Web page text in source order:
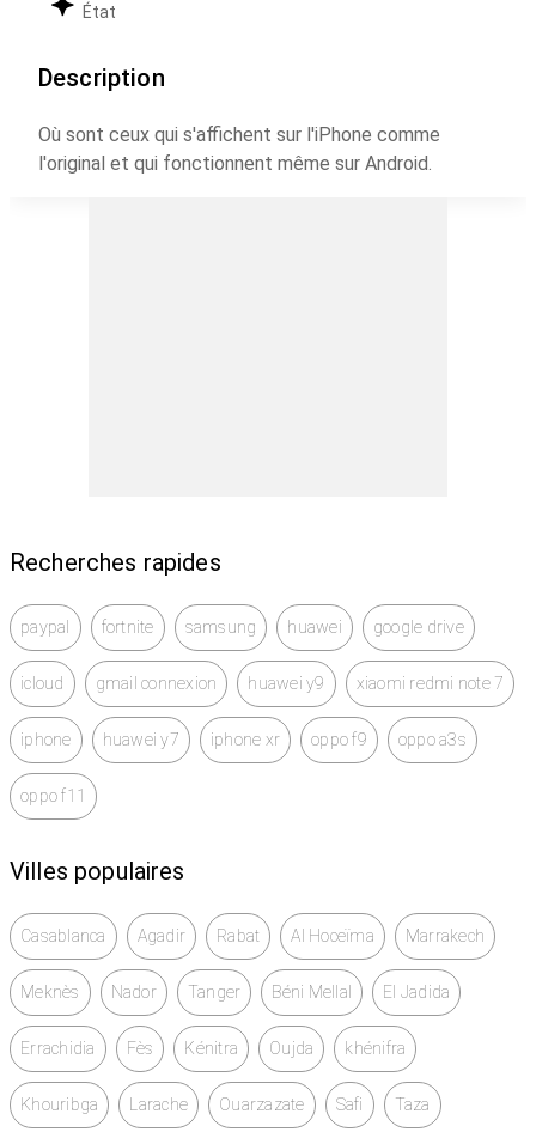
État
Description
Où sont ceux qui s'affichent sur l'iPhone comme
l'original et qui fonctionnent même sur Android.
Recherches rapides
paypal fortnite samsung huawei google drive
icloud gmail connexion huawei y9 xiaomi redmi note 7
iphone huawei y7 iphone xr oppo f9 oppo a3s
oppo f11
Villes populaires
Casablanca Agadir Rabat Al Hoceïma Marrakech
Meknès Nador Tanger Béni Mellal El Jadida
Errachidia Fès Kénitra Oujda khénifra
Khouribga Larache Ouarzazate Safi Taza